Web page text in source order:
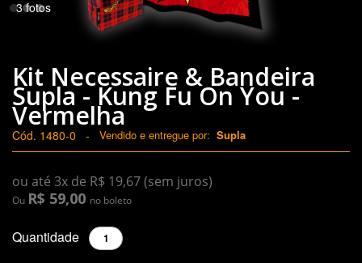
3 fotos
Kit Necessaire & Bandeira
Supla - Kung Fu On You -
Vermelha
Cód. 1480-0 - Vendido e entregue por: Supla
ou até 3x de R$ 19,67 (sem juros)
Ou R$ 59,00 no boleto
Quantidade